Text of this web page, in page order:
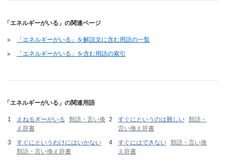
「エネルギーがいる」の関連ページ
「エネルギーがいる」を解説文に含む用語の一覧
「エネルギーがいる」を含む用語の索引
「エネルギーがいる」の関連用語
えねるぎーがいる
類語・言い換
え辞書
すぐにというのは難しい 類語・
言い換え辞書
すぐにというわけにはいかない
類語・言い換え辞書
すぐにはできない 類語・言い換
え辞書